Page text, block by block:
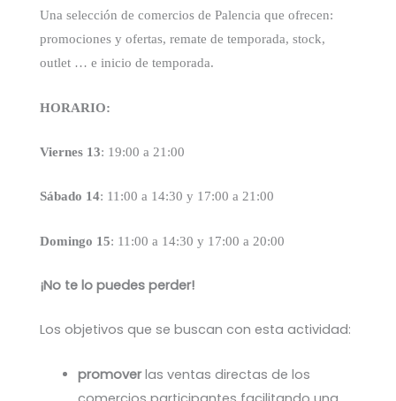
Una selección de comercios de Palencia que ofrecen:
promociones y ofertas, remate de temporada, stock,
outlet … e inicio de temporada.
HORARIO:
Viernes 13: 19:00 a 21:00
Sábado 14: 11:00 a 14:30 y 17:00 a 21:00
Domingo 15: 11:00 a 14:30 y 17:00 a 20:00
¡No te lo puedes perder!
Los objetivos que se buscan con esta actividad:
promoverlas ventas directas de los